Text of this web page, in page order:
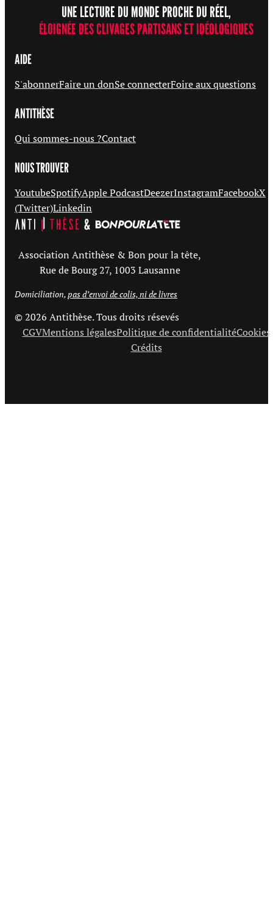
UNE LECTURE DU MONDE PROCHE DU RÉEL,
ÉLOIGNÉE DES CLIVAGES PARTISANS ET IDÉOLOGIQUES
AIDE
S'abonnerFaire un donSe connecterFoire aux questions
ANTITHÈSE
Qui sommes-nous ?Contact
NOUS TROUVER
YoutubeSpotifyApple PodcastDeezerInstagramFacebookX
(Twitter)Linkedin
Association Antithèse & Bon pour la tête,
Rue de Bourg 27, 1003 Lausanne
Domiciliation, pas d’envoi de colis, ni de livres
© 2026 Antithèse. Tous droits résevés
CGVMentions légalesPolitique de confidentialitéCookies
Crédits